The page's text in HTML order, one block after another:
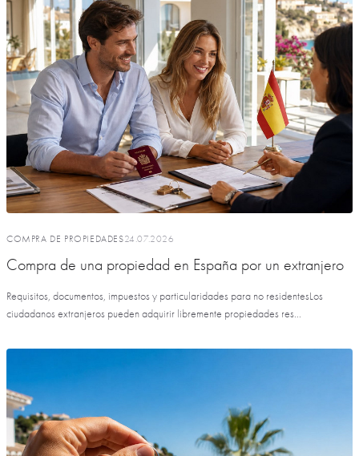
COMPRA DE PROPIEDADES24.07.2026
Compra de una propiedad en España por un extranjero
Requisitos, documentos, impuestos y particularidades para no residentesLos
ciudadanos extranjeros pueden adquirir libremente propiedades res...